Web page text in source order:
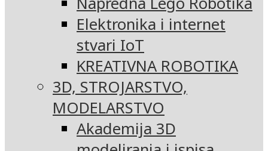
Elektronika i internet
stvari IoT
KREATIVNA ROBOTIKA
3D, STROJARSTVO,
MODELARSTVO
Akademija 3D